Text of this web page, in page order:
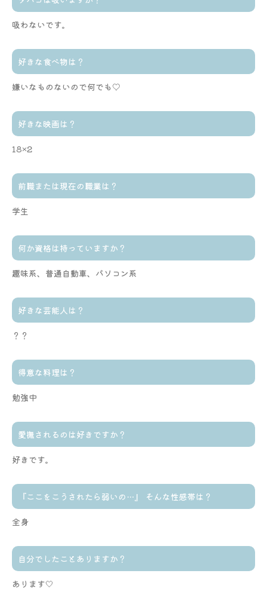
吸わないです。
好きな食べ物は？
嫌いなものないので何でも♡
好きな映画は？
18×2
前職または現在の職業は？
学生
何か資格は持っていますか？
趣味系、普通自動車、パソコン系
好きな芸能人は？
？？
得意な料理は？
勉強中
愛撫されるのは好きですか？
好きです。
『ここをこうされたら弱いの…』 そんな性感帯は？
全身
自分でしたことありますか？
あります🤍